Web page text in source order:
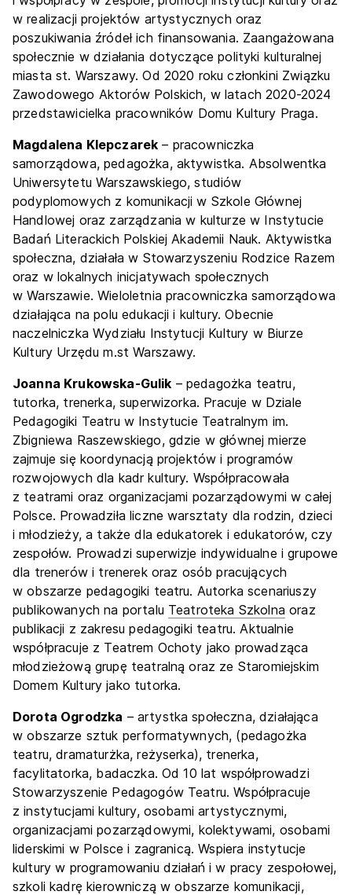
w realizacji projektów artystycznych oraz
poszukiwania źródeł ich finansowania. Zaangażowana
społecznie w działania dotyczące polityki kulturalnej
miasta st. Warszawy. Od 2020 roku członkini Związku
Zawodowego Aktorów Polskich, w latach 2020-2024
przedstawicielka pracowników Domu Kultury Praga.
Magdalena Klepczarek – pracowniczka
samorządowa, pedagożka, aktywistka. Absolwentka
Uniwersytetu Warszawskiego, studiów
podyplomowych z komunikacji w Szkole Głównej
Handlowej oraz zarządzania w kulturze w Instytucie
Badań Literackich Polskiej Akademii Nauk. Aktywistka
społeczna, działała w Stowarzyszeniu Rodzice Razem
oraz w lokalnych inicjatywach społecznych
w Warszawie. Wieloletnia pracowniczka samorządowa
działająca na polu edukacji i kultury. Obecnie
naczelniczka Wydziału Instytucji Kultury w Biurze
Kultury Urzędu m.st Warszawy.
Joanna Krukowska-Gulik – pedagożka teatru,
tutorka, trenerka, superwizorka. Pracuje w Dziale
Pedagogiki Teatru w Instytucie Teatralnym im.
Zbigniewa Raszewskiego, gdzie w głównej mierze
zajmuje się koordynacją projektów i programów
rozwojowych dla kadr kultury. Współpracowała
z teatrami oraz organizacjami pozarządowymi w całej
Polsce. Prowadziła liczne warsztaty dla rodzin, dzieci
i młodzieży, a także dla edukatorek i edukatorów, czy
zespołów. Prowadzi superwizje indywidualne i grupowe
dla trenerów i trenerek oraz osób pracujących
w obszarze pedagogiki teatru. Autorka scenariuszy
publikowanych na portalu Teatroteka Szkolna oraz
publikacji z zakresu pedagogiki teatru. Aktualnie
współpracuje z Teatrem Ochoty jako prowadząca
młodzieżową grupę teatralną oraz ze Staromiejskim
Domem Kultury jako tutorka.
Dorota Ogrodzka – artystka społeczna, działająca
w obszarze sztuk performatywnych, (pedagożka
teatru, dramaturżka, reżyserka), trenerka,
facylitatorka, badaczka. Od 10 lat współprowadzi
Stowarzyszenie Pedagogów Teatru. Współpracuje
z instytucjami kultury, osobami artystycznymi,
organizacjami pozarządowymi, kolektywami, osobami
liderskimi w Polsce i zagranicą. Wspiera instytucje
kultury w programowaniu działań i w pracy zespołowej,
szkoli kadrę kierowniczą w obszarze komunikacji,